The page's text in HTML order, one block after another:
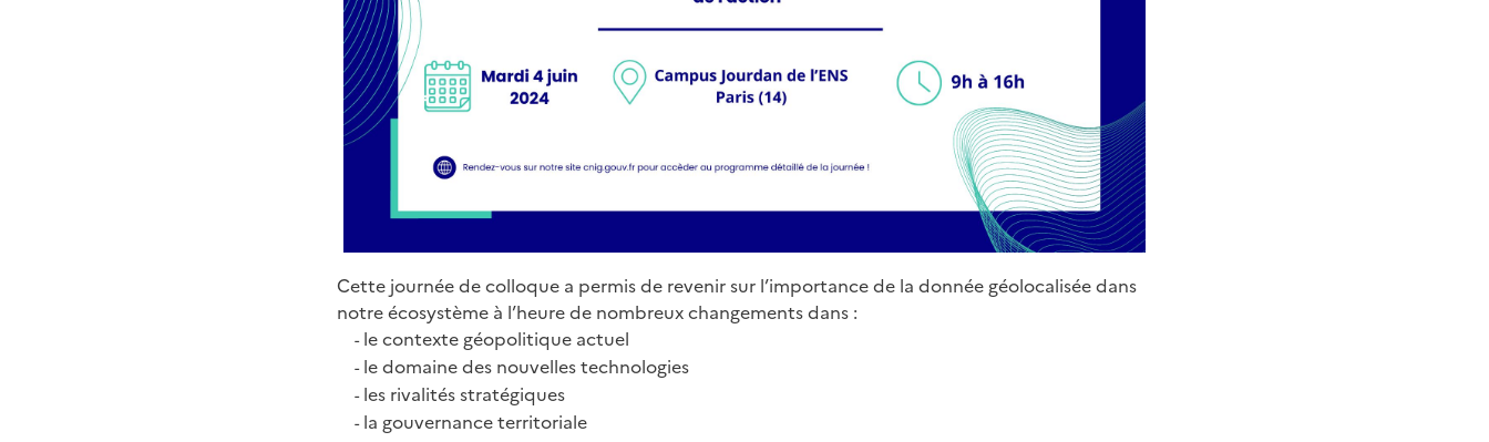
Cette journée de colloque a permis de revenir sur l’importance de la donnée géolocalisée dans
notre écosystème à l’heure de nombreux changements dans :
-le contexte géopolitique actuel
-le domaine des nouvelles technologies
-les rivalités stratégiques
-la gouvernance territoriale